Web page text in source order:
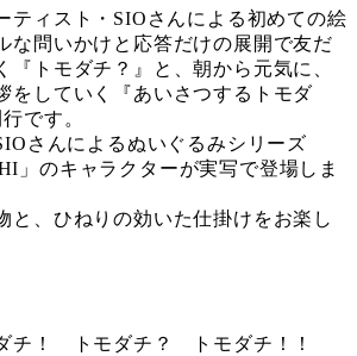
ティスト・SIOさんによる初めての絵
な問いかけと応答だけの展開で友だ
『トモダチ？』と、朝から元気に、
をしていく『あいさつするトモダ
です。
さんによるぬいぐるみシリーズ
」のキャラクターが実写で登場しま
と、ひねりの効いた仕掛けをお楽し
チ！ トモダチ？ トモダチ！！